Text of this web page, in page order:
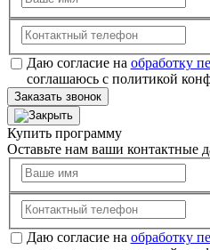
Даю согласие на обработку
соглашаюсь с политикой
Заказать звонок
Купить программу
Оставьте нам ваши контактные
Даю согласие на обработку